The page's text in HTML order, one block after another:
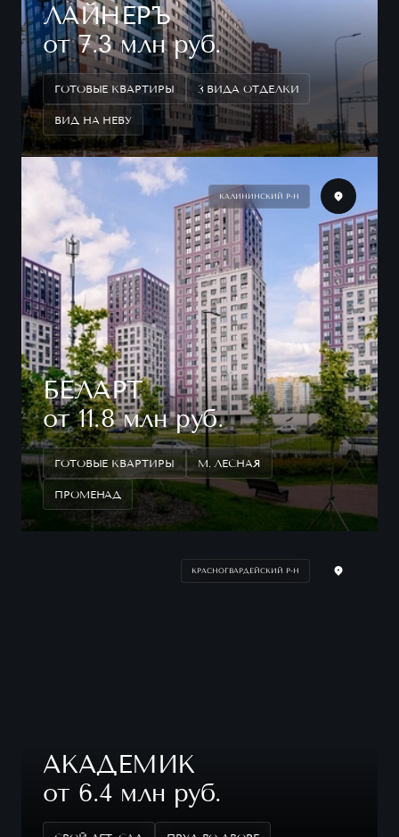
ЛАЙНЕРЪ
от 7.3 млн руб.
ГОТОВЫЕ КВАРТИРЫ 3 ВИДА ОТДЕЛКИ
ВИД НА НЕВУ
КАЛИНИНСКИЙ Р-Н
БЕЛАРТ
от 11.8 млн руб.
ГОТОВЫЕ КВАРТИРЫ М. ЛЕСНАЯ
ПРОМЕНАД
КРАСНОГВАРДЕЙСКИЙ Р-Н
АКАДЕМИК
от 6.4 млн руб.